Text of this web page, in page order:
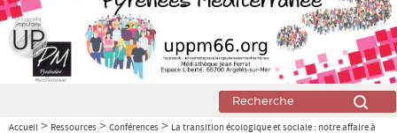
PROGRAMME
BLOG
Accueil > Ressources > Conférences > La transition écologique et sociale : notre affaire à